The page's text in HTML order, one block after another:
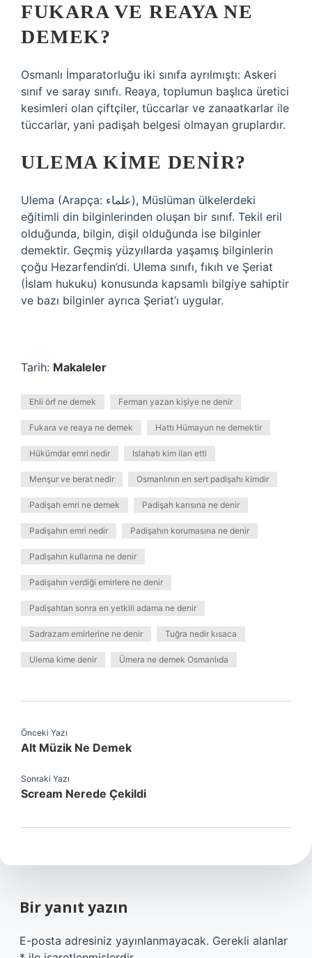
FUKARA VE REAYA NE
DEMEK?
Osmanlı İmparatorluğu iki sınıfa ayrılmıştı: Askeri
sınıf ve saray sınıfı. Reaya, toplumun başlıca üretici
kesimleri olan çiftçiler, tüccarlar ve zanaatkarlar ile
tüccarlar, yani padişah belgesi olmayan gruplardır.
ULEMA KIME DENIR?
Ulema (Arapça: علماء‎), Müslüman ülkelerdeki
eğitimli din bilginlerinden oluşan bir sınıf. Tekil eril
olduğunda, bilgin, dişil olduğunda ise bilginler
demektir. Geçmiş yüzyıllarda yaşamış bilginlerin
çoğu Hezarfendin’di. Ulema sınıfı, fıkıh ve Şeriat
(İslam hukuku) konusunda kapsamlı bilgiye sahiptir
ve bazı bilginler ayrıca Şeriat’ı uygular.
Tarih: Makaleler
Ehli örf ne demek Ferman yazan kişiye ne denir
Fukara ve reaya ne demek Hattı Hümayun ne demektir
Hükümdar emri nedir Islahatı kim ilan etti
Menşur ve berat nedir Osmanlının en sert padişahı kimdir
Padişah emri ne demek Padişah karısına ne denir
Padişahın emri nedir Padişahın korumasına ne denir
Padişahın kullarına ne denir
Padişahın verdiği emirlere ne denir
Padişahtan sonra en yetkili adama ne denir
Sadrazam emirlerine ne denir Tuğra nedir kısaca
Ulema kime denir Ümera ne demek Osmanlıda
Önceki Yazı
Alt Müzik Ne Demek
Sonraki Yazı
Scream Nerede Çekildi
Bir yanıt yazın
E-posta adresiniz yayınlanmayacak. Gerekli alanlar